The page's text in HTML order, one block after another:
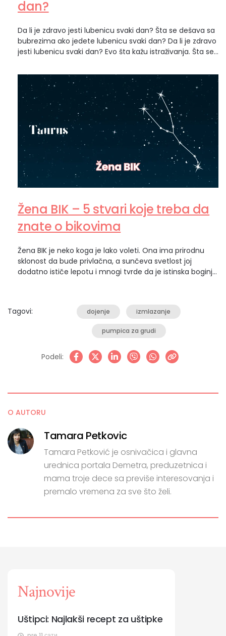
dan?
Da li je zdravo jesti lubenicu svaki dan? Šta se dešava sa
bubrezima ako jedete lubenicu svaki dan? Da li je zdravo
jesti lubenicu svaki dan? Evo šta kažu istraživanja. Šta se
Lubenica je jedno od omiljenih letnjih osveženja. Sočna
je, slatka, sadrži malo kalorija i čak više od…
Žena BIK – 5 stvari koje treba da
znate o bikovima
Žena BIK je neko koga je lako voleti. Ona ima prirodnu
sklonost da bude privlačna, a sunčeva svetlost joj
dodatno ističe lepotu i mnogi tvrde da je istinska boginja.
pojavljuje posle zime. Kakva je žena BIK?…
Tagovi: dojenje izmlazanje
pumpica za grudi
Podeli:
O AUTORU
Tamara Petkovic
Tamara Petković je osnivačica i glavna
urednica portala Demetra, preduzetnica i
mama troje dece sa previše interesovanja i
premalo vremena za sve što želi.
Najnovije
Uštipci: Najlakši recept za uštipke